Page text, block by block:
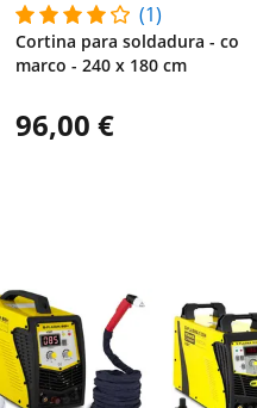
(1)
Cortina para soldadura - con
marco - 240 x 180 cm
96,00 €